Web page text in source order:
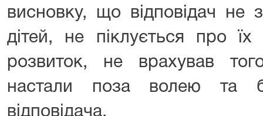
висновку, що
відповідач не
дітей, не піклується про
розвиток, не врахував
настали поза волею та
відповідача.